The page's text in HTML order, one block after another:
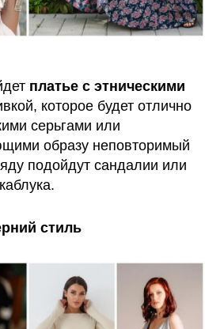
платье с этническими
которое будет отлично
серьгами или
образу неповторимый
подойдут сандалии или
стиль